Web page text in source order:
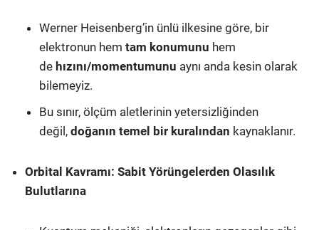
Werner Heisenberg’in ünlü ilkesine göre, bir
elektronun hem tam konumunu hem
de hızını/momentumunu aynı anda kesin olarak
bilemeyiz.
Bu sınır, ölçüm aletlerinin yetersizliğinden
değil, doğanın temel bir kuralından kaynaklanır.
Orbital Kavramı: Sabit Yörüngelerden Olasılık
Bulutlarına